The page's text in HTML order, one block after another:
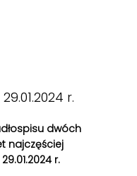
r.
dwóch
najczęściej
r.